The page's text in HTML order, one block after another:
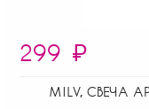
299 ₽
MILV, СВЕЧА